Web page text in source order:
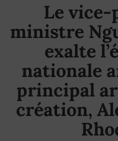
Le
ministre
exalte
nationale
principal
création,